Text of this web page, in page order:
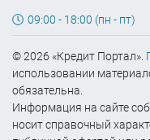
09:00 - 18:00 (пн - пт)
© 2026 «Кредит Портал».
использовании
обязательна.
Информация на сайте
носит справочный